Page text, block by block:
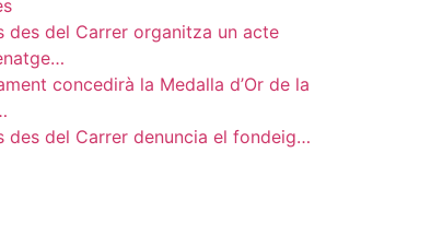
des del Carrer organitza un acte
concedirà la Medalla d’Or de la
des del Carrer denuncia el fondeig…